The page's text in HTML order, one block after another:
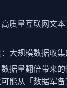
质量互联网文
大规模数据收
据量翻倍带来
能从「数据军